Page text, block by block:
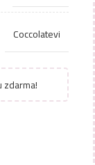
Coccolatevi